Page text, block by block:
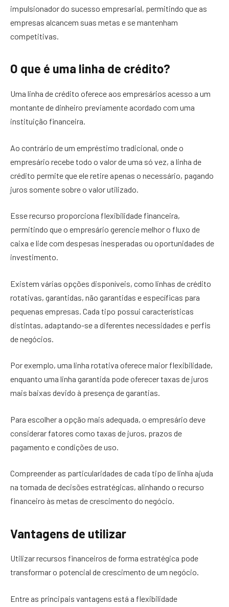
impulsionador do sucesso empresarial, permitindo que as
empresas alcancem suas metas e se mantenham
competitivas.
O que é uma linha de crédito?
Uma linha de crédito oferece aos empresários acesso a um
montante de dinheiro previamente acordado com uma
instituição financeira.
Ao contrário de um empréstimo tradicional, onde o
empresário recebe todo o valor de uma só vez, a linha de
crédito permite que ele retire apenas o necessário, pagando
juros somente sobre o valor utilizado.
Esse recurso proporciona flexibilidade financeira,
permitindo que o empresário gerencie melhor o fluxo de
caixa e lide com despesas inesperadas ou oportunidades de
investimento.
Existem várias opções disponíveis, como linhas de crédito
rotativas, garantidas, não garantidas e específicas para
pequenas empresas. Cada tipo possui características
distintas, adaptando-se a diferentes necessidades e perfis
de negócios.
Por exemplo, uma linha rotativa oferece maior flexibilidade,
enquanto uma linha garantida pode oferecer taxas de juros
mais baixas devido à presença de garantias.
Para escolher a opção mais adequada, o empresário deve
considerar fatores como taxas de juros, prazos de
pagamento e condições de uso.
Compreender as particularidades de cada tipo de linha ajuda
na tomada de decisões estratégicas, alinhando o recurso
financeiro às metas de crescimento do negócio.
Vantagens de utilizar
Utilizar recursos financeiros de forma estratégica pode
transformar o potencial de crescimento de um negócio.
Entre as principais vantagens está a flexibilidade